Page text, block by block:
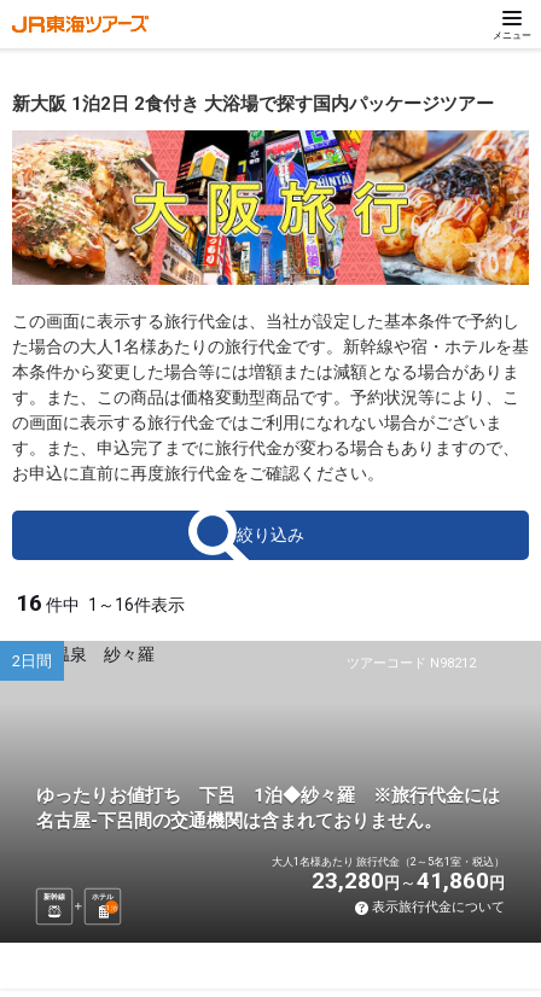
メニュー
新大阪 1泊2日 2食付き 大浴場で探す国内パッケージツアー
この画面に表示する旅行代金は、当社が設定した基本条件で予約し
た場合の大人1名様あたりの旅行代金です。新幹線や宿・ホテルを基
本条件から変更した場合等には増額または減額となる場合がありま
す。また、この商品は価格変動型商品です。予約状況等により、こ
の画面に表示する旅行代金ではご利用になれない場合がございま
す。また、申込完了までに旅行代金が変わる場合もありますので、
お申込に直前に再度旅行代金をご確認ください。
絞り込み
16 件中 1～16件表示
ツアーコード N98212
2日間
ゆったりお値打ち 下呂 1泊◆紗々羅 ※旅行代金には
名古屋-下呂間の交通機関は含まれておりません。
新幹線
ホテル
1 泊
大人1名様あたり 旅行代金（2～5名1室・税込）
23,280 円 41,860 円
表示旅行代金について